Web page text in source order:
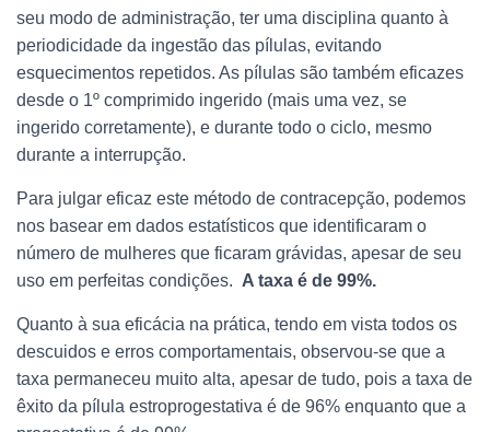
seu modo de administração, ter uma disciplina quanto à
periodicidade da ingestão das pílulas, evitando
esquecimentos repetidos. As pílulas são também eficazes
desde o 1º comprimido ingerido (mais uma vez, se
ingerido corretamente), e durante todo o ciclo, mesmo
durante a interrupção.
Para julgar eficaz este método de contracepção, podemos
nos basear em dados estatísticos que identificaram o
número de mulheres que ficaram grávidas, apesar de seu
uso em perfeitas condições. A taxa é de 99%.
Quanto à sua eficácia na prática, tendo em vista todos os
descuidos e erros comportamentais, observou-se que a
taxa permaneceu muito alta, apesar de tudo, pois a taxa de
êxito da pílula estroprogestativa é de 96% enquanto que a